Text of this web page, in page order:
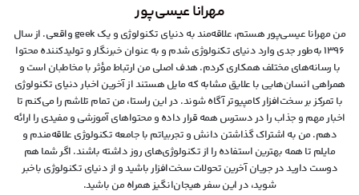
مهرانا عیسی‌پور
من مهرانا عیسی‌پور هستم، علاقه‌مند به دنیای تکنولوژی و یک geek واقعی. از سال
۱۳۹۶ به‌طور جدی وارد دنیای تکنولوژی شدم و به عنوان خبرنگار و تولیدکننده محتوا
با رسانه‌های مختلف همکاری کردم. هدف اصلی من ارتباط مؤثر با مخاطبان است و
همراهی انسان‌هایی با علایق مشابه که مایل هستند از آخرین اخبار دنیای تکنولوژی
با تمرکز بر سخت‌افزار کامپیوتر آگاه شوند. در این راستا، من تمام تلاشم را می‌کنم تا
اخبار مهم و جذاب را در دسترس همه قرار داده و محتواهای آموزشی و مفیدی را ارائه
دهم. من به اشتراک گذاشتن دانش و تجربیاتم با جامعه تکنولوژی علاقه‌مندم و
مایلم تا همه بهترین استفاده را از تکنولوژی‌های روز داشته باشند. اگر شما هم
دوست دارید در جریان آخرین تحولات سخت‌افزار باشید و از دنیای تکنولوژی‌ باخبر
شوید، در این سفر هیجان‌انگیز همراه من باشید.